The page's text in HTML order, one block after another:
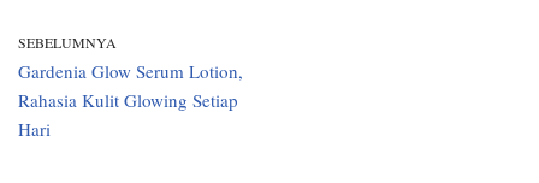
SEBELUMNYA
Gardenia Glow Serum Lotion,
Rahasia Kulit Glowing Setiap
Hari